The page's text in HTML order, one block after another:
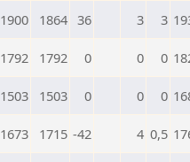
1900 1864 36 3 3
1792 1792 0 0 0
1503 1503 0 0 0
1673 1715 -42 4 0,5